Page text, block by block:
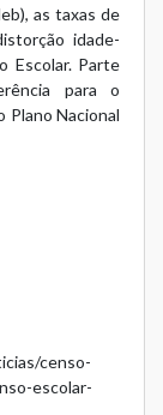
as taxas de
idade-
Escolar. Parte
para o
Plano Nacional
censo-
escolar-